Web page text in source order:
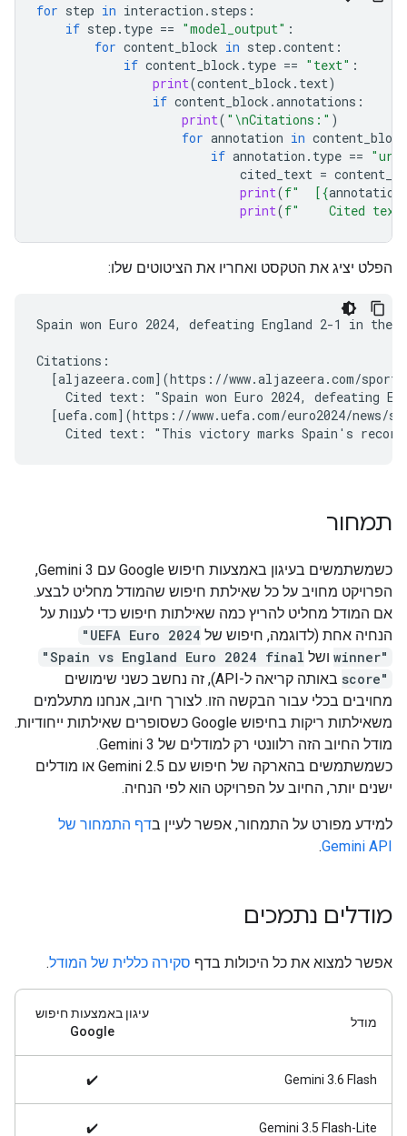
for step in interaction . steps :
if step . type == "model_output" :
for content_block in step .content :
if content_block . type == "text" :
print(content_block . text)
if content_block .annotations :
print( " \nCitations:" )
for annotation in content_block
if annotation . type ==
cited_text =
print(f"  [{annotation
print(f"    Cited
הפלט יציג את הטקסט ואחריו את הציטוטים שלו:
Spain won Euro 2024, defeating England 2-1 in
Citations:
[aljazeera.com](https://www.aljazeera.com/
Cited text: "Spain won Euro 2024, defeating
[uefa.com](https://www.uefa.com/euro2024/news/
תמחור
כשמשתמשים בעיגון באמצעות חיפוש Google עם Gemini 3,
הפרויקט מחויב על כל שאילתת חיפוש שהמודל מחליט לבצע.
אם המודל מחליט להריץ כמה שאילתות חיפוש כדי לענות על
הנחיה אחת (לדוגמה, חיפוש של "UEFA Euro 2024
winner" ושל "Spain vs England Euro 2024 final
score"
באותה קריאה ל-API), זה נחשב כשני שימושים
מחויבים בכלי עבור הבקשה הזו. לצורך חיוב, אנחנו מתעלמים
משאילתות ריקות בחיפוש Google כשסופרים שאילתות ייחודיות.
מודל החיוב הזה רלוונטי רק למודלים של Gemini 3.
כשמשתמשים בהארקה של חיפוש עם Gemini 2.5 או מודלים
ישנים יותר, החיוב על הפרויקט הוא לפי הנחיה.
למידע מפורט על התמחור, אפשר לעיין בדף התמחור של
Gemini API
.
מודלים נתמכים
אפשר למצוא את כל היכולות בדף סקירה כללית של המודל.
מודל
עיגון באמצעות חיפוש
Google
Gemini 3.6 Flash
✔️
Gemini 3.5 Flash-Lite
✔️